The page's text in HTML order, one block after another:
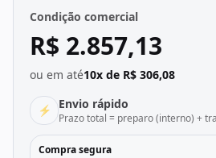
Condição comercial
R$ 2.857,13
ou em até10x de R$ 306,08
⚡ Envio rápido
Prazo total = preparo (interno) +
Compra segura